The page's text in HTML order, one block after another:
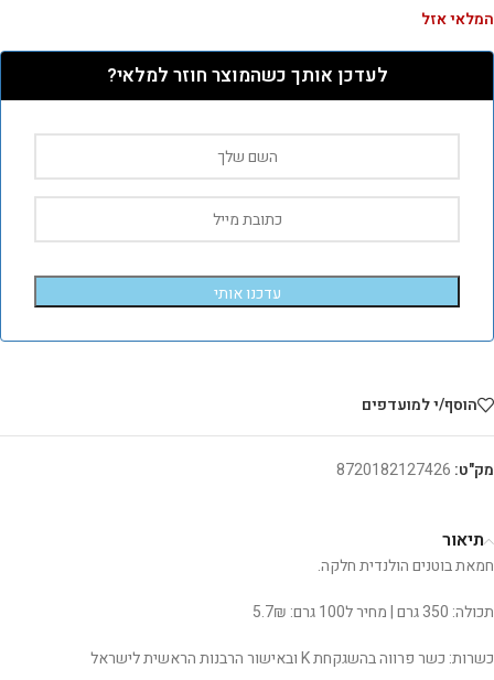
המלאי אזל
לעדכן אותך כשהמוצר חוזר למלאי?
עדכנו אותי
הוסף/י למועדפים
מק"ט: 8720182127426
תיאור
חמאת בוטנים הולנדית חלקה.
תכולה: 350 גרם | מחיר ל100 גרם: 5.7₪
כשרות: כשר פרווה בהשגקחת K ובאישור הרבנות הראשית לישראל